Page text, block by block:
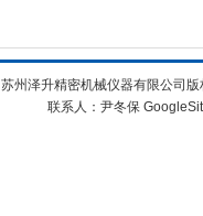
苏州泽升精密机械仪器有限公司
联系人：尹冬保